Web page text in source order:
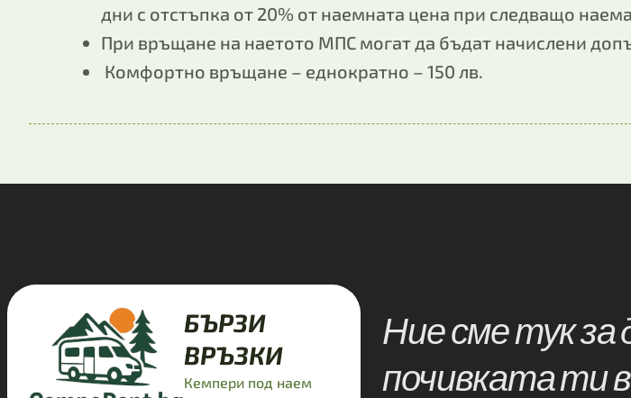
дни с отстъпка от 20% от наемната цена при следващо
При връщане на наетото МПС могат да бъдат начислени
Комфортно връщане – еднократно – 150 лв.
БЪРЗИ
ВРЪЗКИ
Кемпери под наем
Ние сме тук за
почивката ти